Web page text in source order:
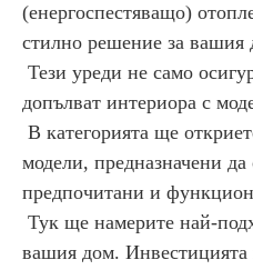
(енергоспестяващо)
стилно решение за вашия
Тези уреди не само
допълват интериора с
В категорията ще
модели, предназначени да
предпочитани и
Тук ще намерите най-
вашия дом. Инвестицията